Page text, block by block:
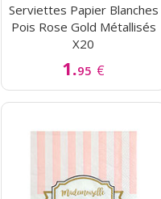
Serviettes Papier Blanches
Pois Rose Gold Métallisés
X20
1.95 €